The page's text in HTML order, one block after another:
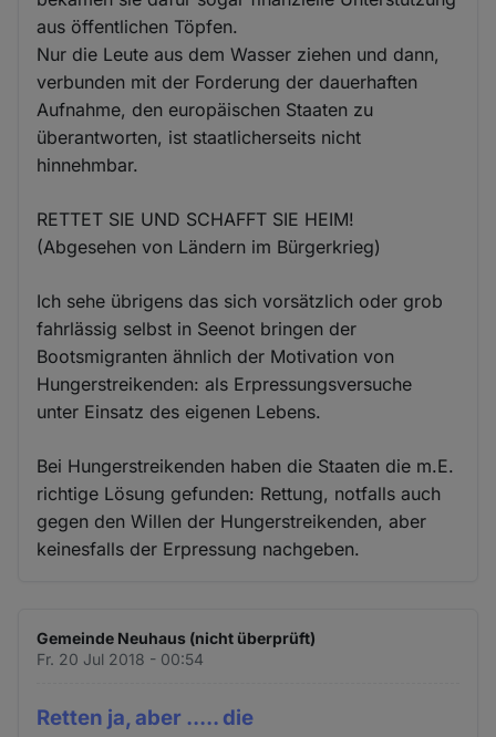
aus öffentlichen Töpfen.
Nur die Leute aus dem Wasser ziehen und dann,
verbunden mit der Forderung der dauerhaften
Aufnahme, den europäischen Staaten zu
überantworten, ist staatlicherseits nicht
hinnehmbar.
RETTET SIE UND SCHAFFT SIE HEIM!
(Abgesehen von Ländern im Bürgerkrieg)
Ich sehe übrigens das sich vorsätzlich oder grob
fahrlässig selbst in Seenot bringen der
Bootsmigranten ähnlich der Motivation von
Hungerstreikenden: als Erpressungsversuche
unter Einsatz des eigenen Lebens.
Bei Hungerstreikenden haben die Staaten die m.E.
richtige Lösung gefunden: Rettung, notfalls auch
gegen den Willen der Hungerstreikenden, aber
keinesfalls der Erpressung nachgeben.
Gemeinde Neuhaus (nicht überprüft)
Fr. 20 Jul 2018 - 00:54
Retten ja, aber ..... die